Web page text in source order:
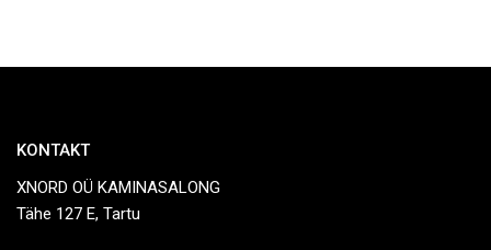
KONTAKT
XNORD OÜ KAMINASALONG
Tähe 127 E, Tartu